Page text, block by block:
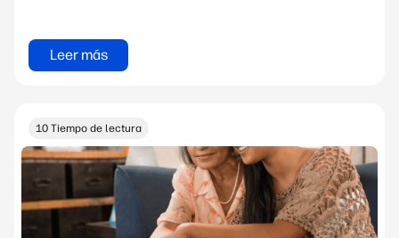
Leer más
10 Tiempo de lectura